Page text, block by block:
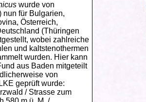
wurde von
nun für Bulgarien,
Österreich,
(Thüringen
wobei zahlreiche
und kaltstenothermen
wurden. Hier kann
aus Baden mitgeteilt
von
geprüft wurde:
/ Strasse zum